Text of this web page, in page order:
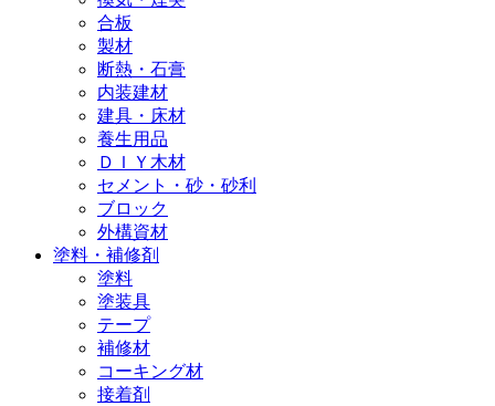
合板
製材
断熱・石膏
内装建材
建具・床材
養生用品
ＤＩＹ木材
セメント・砂・砂利
ブロック
外構資材
塗料・補修剤
塗料
塗装具
テープ
補修材
コーキング材
接着剤